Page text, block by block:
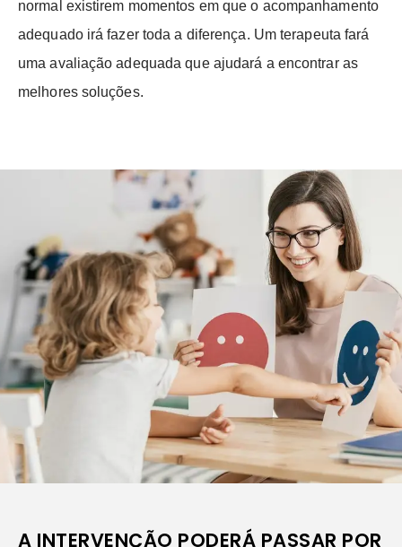
normal existirem momentos em que o acompanhamento
adequado irá fazer toda a diferença. Um terapeuta fará
uma avaliação adequada que ajudará a encontrar as
melhores soluções.
A INTERVENÇÃO PODERÁ PASSAR POR